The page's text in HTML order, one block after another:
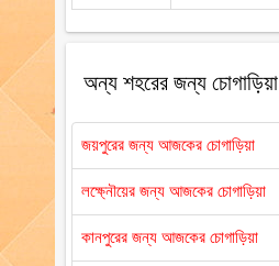
অন্য শহরের জন্য চোগাড়িয়া
জয়পুরের জন্য আজকের চোগাড়িয়া
লক্ষ্নৌয়ের জন্য আজকের চোগাড়িয়া
কানপুরের জন্য আজকের চোগাড়িয়া